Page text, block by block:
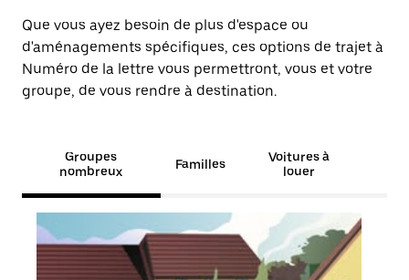
Que vous ayez besoin de plus d'espace ou
d'aménagements spécifiques, ces options de trajet à
Numéro de la lettre vous permettront, vous et votre
groupe, de vous rendre à destination.
Groupes
nombreux
Familles
Voitures à
louer